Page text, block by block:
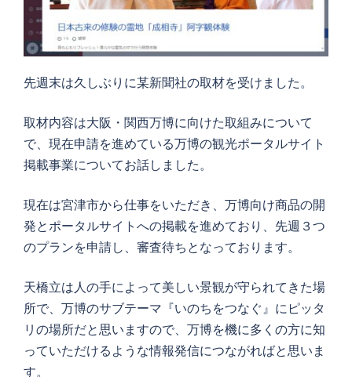
先週末は久しぶりに某新聞社の取材を受けました。
取材内容は大阪・関西万博に向けた取組みについて
で、現在申請を進めている万博の観光ポータルサイト
掲載事業についてお話しました。
現在は宮津市から仕事をいただき、万博向け商品の開
発とポータルサイトへの掲載を進めており、先週３つ
のプランを申請し、審査待ちとなっております。
天橋立は人の手によって美しい景観が守られてきた場
所で、万博のサブテーマ『いのちをつなぐ』にピッタ
リの場所だと思いますので、万博を機に多くの方に知
っていただけるような情報発信につながればと思いま
す。